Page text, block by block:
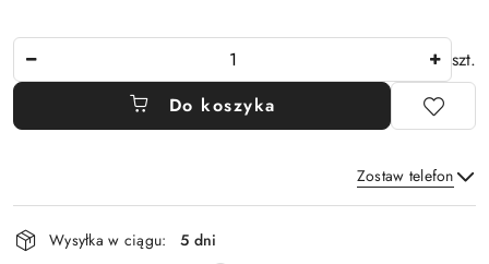
szt.
Do koszyka
Zostaw telefon
Dostępność
i
Wysyłka w ciągu:
5 dni